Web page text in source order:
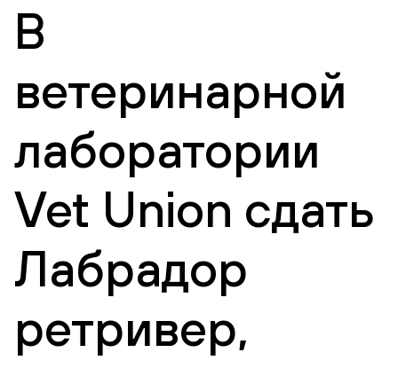
В
ветеринарной
лаборатории
Vet Union сдать
Лабрадор
ретривер,